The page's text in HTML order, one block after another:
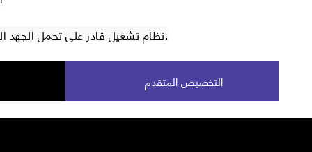
نظام تشغيل قادر على تحمل الجهد العالي لسنوات دون أي مشاكل.
التخصيص المتقدم